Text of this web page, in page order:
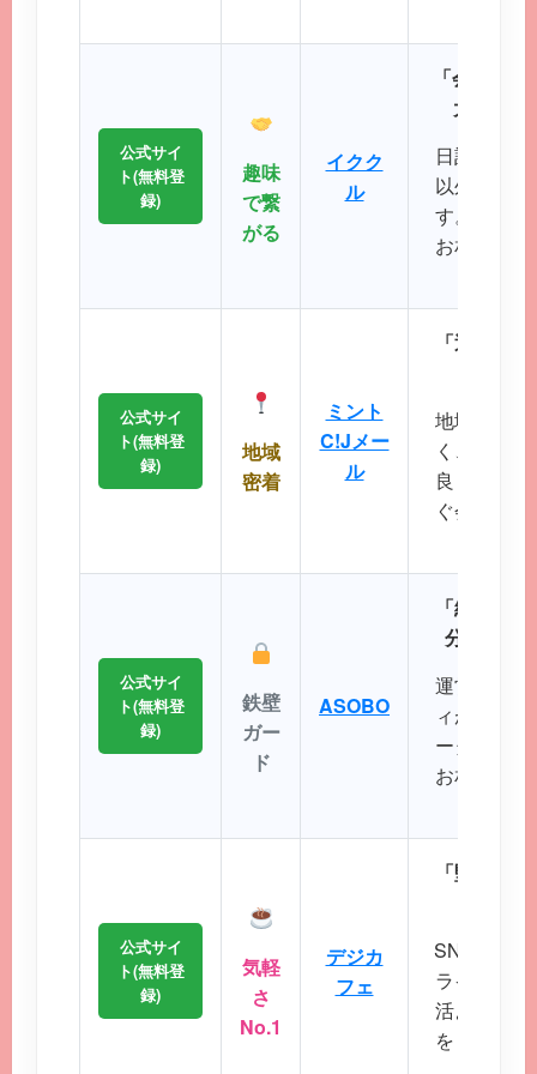
公式サイ
ト(無料登
録)
趣味
で繋
がる
イクク
ル
「会員数
大SNS
日記や掲
以外の機
す。共通
お相手と
公式サイ
ト(無料登
録)
地域
密着
ミント
C!Jメー
ル
「近所で
地域に根
く、コス
良く出会
ぐ会える
公式サイ
ト(無料登
録)
鉄壁
ガー
ド
ASOBO
「細かな
分にぴっ
運営実績
ィが非常
ータから
お相手を
公式サイ
ト(無料登
録)
気軽
さ
No.1
デジカ
フェ
「堅苦し
SNS感覚
ライトな
活よりも
をしたい